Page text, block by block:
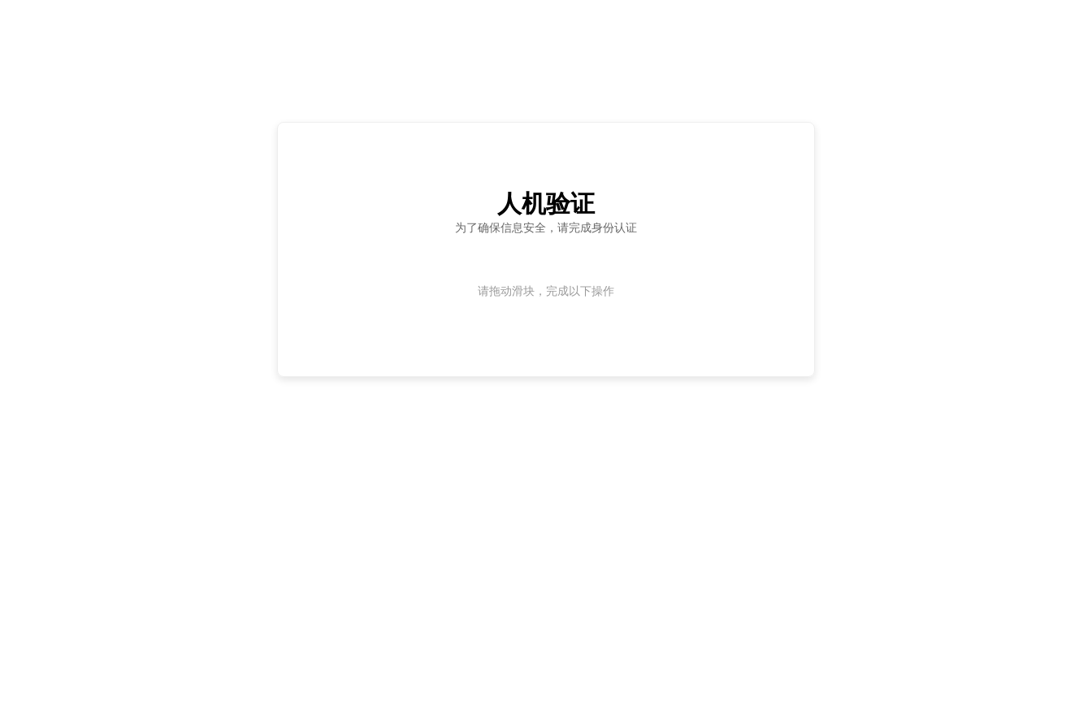
人机验证
为了确保信息安全，请完成身份认证
请拖动滑块，完成以下操作